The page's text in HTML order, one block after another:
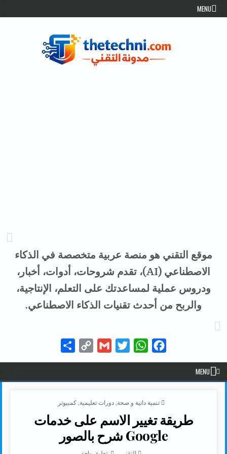
Skip to content
MENU
موقع التقني هو منصة عربية متخصصة في الذكاء
الاصطناعي (AI)، تقدم شروحات، أدوات، أخبار،
ودروس عملية لمساعدتك على التعلم، الإنتاجية،
والربح من أحدث تقنيات الذكاء الاصطناعي.
Facebook
WhatsApp
Twitter
Gmail
Copy
MENU
POSTED IN
تنمية داتية و صحة ,دورات تعليمية ,كمبيوتر
طريقة تغيير الاسم على خدمات
Google شرح بالصور